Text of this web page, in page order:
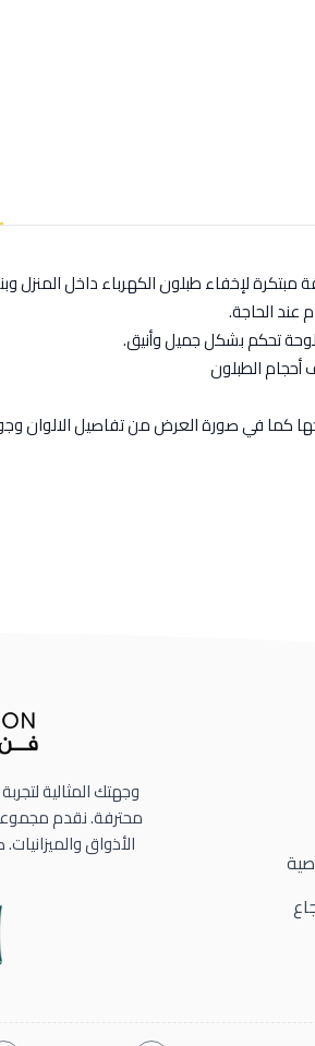
مبتكرة لإخفاء طبلون الكهرباء داخل
الحاجة.
تحكم بشكل جميل وأنيق.
أحجام الطبلون
كما في صورة العرض من تفاصيل الالوان
وجهتك المثالية
محترفة. نقدم
الأذواق